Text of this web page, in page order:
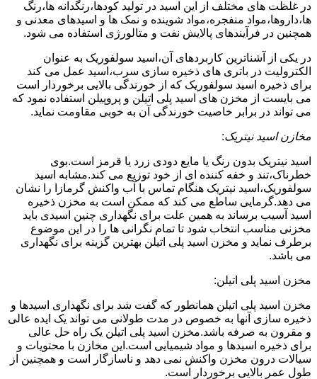
در غلظت های مختلف از این اسید در تولید کودها،رنگدانه ها،رنگ
ها،داروها،مواد منفجره،مواد شوینده و نمک ها و اسیدهای معدنی و
همچنین در فرآیندهای پالایش نفت و متالورژی استفاده می شود.
در یکی از آشناترین کاربردهای آن،اسید سولفوریک به عنوان
الکترولیت در باتری های ذخیره سازی سرب،اسید عمل می کند
برای ذخیره اسید سولفوریک که از خورندگی بالایی برخوردار است
می بایست از مخزن های اسید پلی اتیلن و پروپیلن استفاده نمود که
می تواند در برابر خاصیت خورندگی آن به خوبی مقاومت نماید.
مخازن اسید نیتریک:
اسید نیتریک بدون رنگ یا مایع دودی زرد یا قرمز است.بوی
خطرناک،تند و خفه کننده ای از خود توزیع می کند.مشابه اسید
سولفوریک،اسید نیتریک هنگام تماس با آب واکنش گرمازا را نشان
می دهد.گرمایی ساطع می کند که ممکن است به مخزن ذخیره
اسید آسیب برساند به همین علت برای نگهداری چنین اسیدی باید
مخزنی مناسب انتخاب شود تا تمام نگرانی ها را در این موضوع
برطرف نماید و مخزن اسید پلی اتیلن بهترین گزینه برای نگهداری
می باشد.
مخزن اسید پلی اتیلن:
مخزن اسید پلی اتیلن همانطور که گفت شد برای نگهداری اسیدها و
ذخیره سازی آنها به خصوص در مدت طولانی می تواند یک ایده عالی
و مقرون به صرفه باشد.مخزن اسید پلی اتیلن یک راه حل عالی
برای ذخیره اسیدها و مواد شیمیایی است.این مخازن با محتویات و
سیالات درون مخزن واکنش نمی دهد و ناسازگار است و همچنین از
طول عمر بالایی برخوردار است.